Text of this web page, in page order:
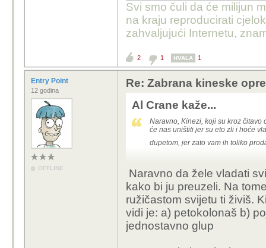
Svi smo čuli da će milijun
na kraju reproducirati
zahvaljujući Internetu,
2 1 HVALA 1
Entry Point
12 godina
OFFLINE
Re: Zabrana kineske
Al Crane kaže...
Naravno, Kinezi, koji su kroz
će nas uništiti jer su eto zli i hoće
dupetom, jer zato vam ih toliko
Naravno da žele vladati
kako bi ju preuzeli. Na
ružičastom svijetu ti živiš.
vidi je: a) petokolonaš b)
jednostavno glup